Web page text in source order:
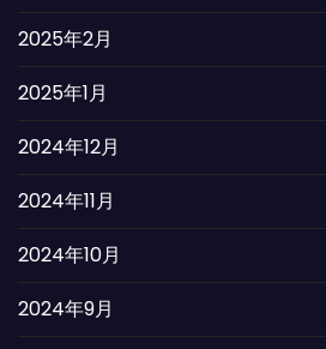
2025年2月
2025年1月
2024年12月
2024年11月
2024年10月
2024年9月